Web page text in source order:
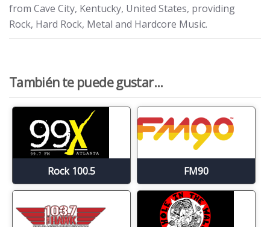
from Cave City, Kentucky, United States, providing
Rock, Hard Rock, Metal and Hardcore Music.
También te puede gustar...
Rock 100.5 FM90